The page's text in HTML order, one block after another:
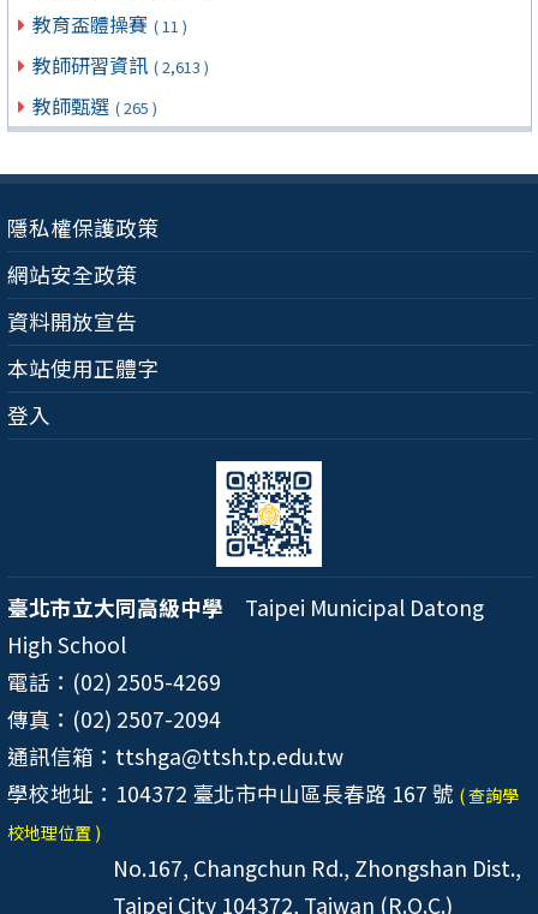
教育盃體操賽 ( 11 )
教師研習資訊 ( 2,613 )
教師甄選 ( 265 )
隱私權保護政策
網站安全政策
資料開放宣告
本站使用正體字
登入
臺北市立大同高級中學 Taipei Municipal Datong
High School
電話：(02) 2505-4269
傳真：(02) 2507-2094
通訊信箱：ttshga@ttsh.tp.edu.tw
學校地址：104372 臺北市中山區長春路 167 號 ( 查詢學
校地理位置 )
No.167, Changchun Rd., Zhongshan Dist.,
Taipei City 104372, Taiwan (R.O.C.)